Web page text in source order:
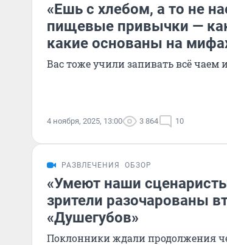
«Ешь с хлебом, а то не
пищевые привычки —
какие основаны на
Вас тоже учили запивать всё чаем
4 ноября, 2025, 13:00 3 864 10
РАЗВЛЕЧЕНИЯ ОБЗОР
«Умеют наши
зрители разочарованы
«Душегубов»
Поклонники ждали продолжения